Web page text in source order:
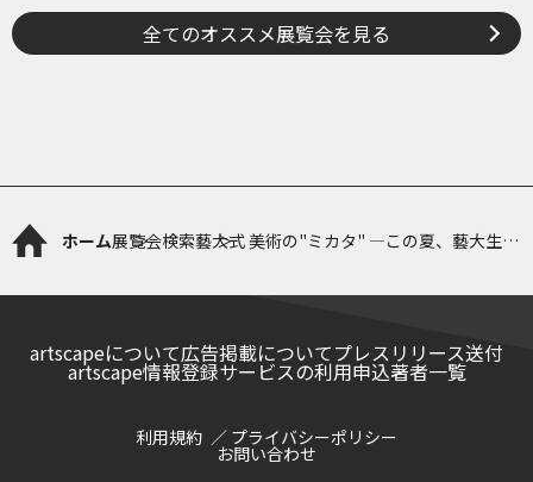
全てのオススメ展覧会を見る
ホーム展覧会検索藝大式 美術の"ミカタ" ―この夏、藝大生に
artscapeについて広告掲載についてプレスリリース送付
artscape情報登録サービスの利用申込著者一覧
利用規約 プライバシーポリシー
お問い合わせ